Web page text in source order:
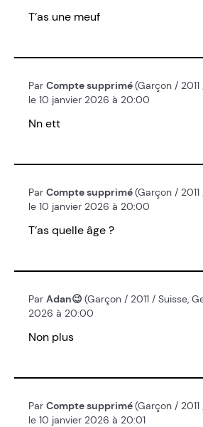
T’as une meuf
Par Compte supprimé(Garçon /
le 10 janvier 2026 à 20:00
Nn ett
Par Compte supprimé(Garçon /
le 10 janvier 2026 à 20:00
T’as quelle âge ?
Par Adan😉 (Garçon / 2011 / Suisse,
2026 à 20:00
Non plus
Par Compte supprimé(Garçon /
le 10 janvier 2026 à 20:01